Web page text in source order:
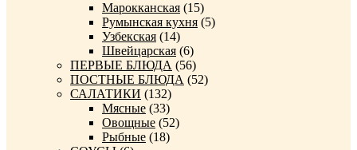
Марокканская (15)
Румынская кухня (5)
Узбекская (14)
Швейцарская (6)
ПЕРВЫЕ БЛЮДА (56)
ПОСТНЫЕ БЛЮДА (52)
САЛАТИКИ (132)
Мясные (33)
Овощные (52)
Рыбные (18)